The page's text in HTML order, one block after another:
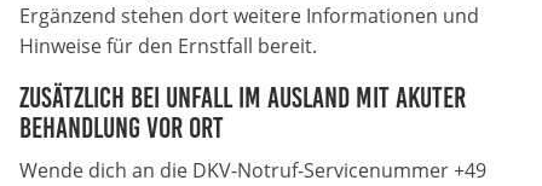
Ergänzend stehen dort weitere Informationen und
Hinweise für den Ernstfall bereit.
Zusätzlich bei Unfall im Ausland mit akuter
Behandlung vor Ort
Wende dich an die DKV-Notruf-Servicenummer +49
Medien & externe Dienste
Um Inhalte von Videoplattformen und weiteren externen
Diensten anzeigen zu können, werden von diesen ggf.
Cookies gesetzt. Die Einbindung kann bei Bedarf einzeln